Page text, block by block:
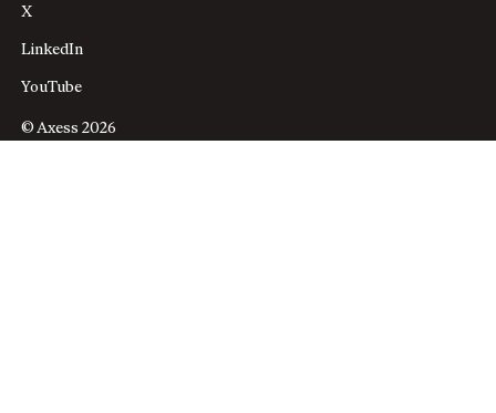
X
LinkedIn
YouTube
© Axess 2026